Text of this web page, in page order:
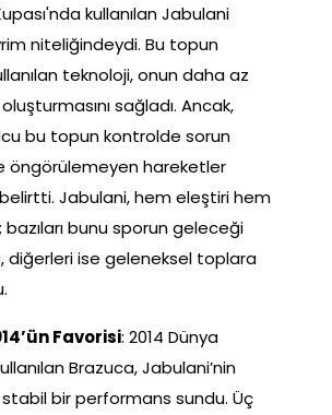
kullanılan Jabulani
niteliğindeydi. Bu topun
teknoloji, onun daha az
sağladı. Ancak,
bu topun kontrolde sorun
öngörülemeyen hareketler
Jabulani, hem eleştiri hem
bazıları bunu sporun geleceği
diğerleri ise geleneksel toplara
Favorisi: 2014 Dünya
Brazuca, Jabulani’nin
bir performans sundu. Üç